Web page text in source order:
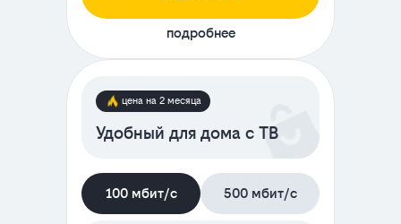
подробнее
цена на 2 месяца
Удобный для дома с ТВ
100 мбит/с 500 мбит/с